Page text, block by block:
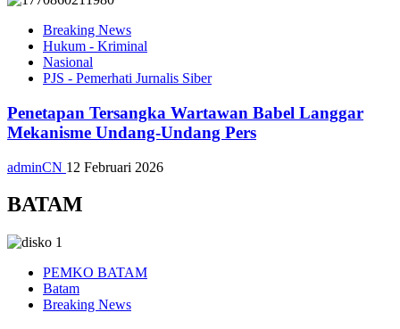
Breaking News
Hukum - Kriminal
Nasional
PJS - Pemerhati Jurnalis Siber
Penetapan Tersangka Wartawan Babel Langgar
Mekanisme Undang-Undang Pers
adminCN 12 Februari 2026
BATAM
PEMKO BATAM
Batam
Breaking News